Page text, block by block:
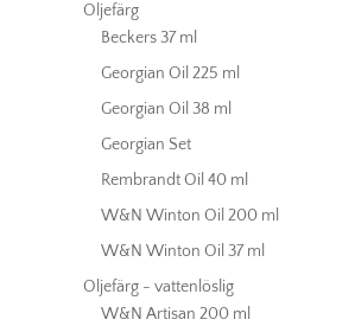
Oljefärg
Beckers 37 ml
Georgian Oil 225 ml
Georgian Oil 38 ml
Georgian Set
Rembrandt Oil 40 ml
W&N Winton Oil 200 ml
W&N Winton Oil 37 ml
Oljefärg - vattenlöslig
W&N Artisan 200 ml